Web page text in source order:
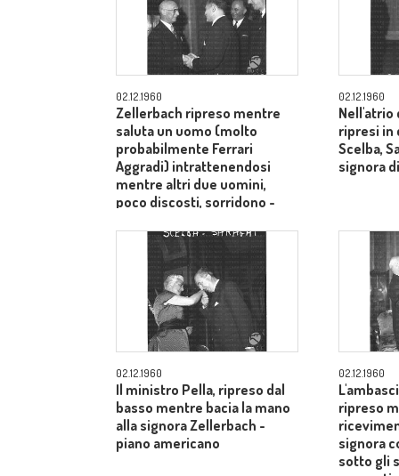
02.12.1960
Zellerbach ripreso mentre
saluta un uomo (molto
probabilmente Ferrari
Aggradi) intrattenendosi
mentre altri due uomini,
poco discosti, sorridono -
02.12.1960
Nell'atrio
ripresi in
Scelba,
signora
02.12.1960
Il ministro Pella, ripreso dal
basso mentre bacia la mano
alla signora Zellerbach -
piano americano
02.12.1960
ripreso
signora
sotto gli